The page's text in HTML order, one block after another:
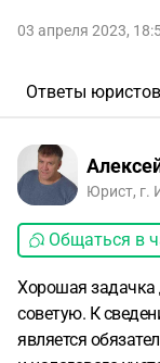
перечисления на
месяцев с
(материалы, из
стены и кровля).
договора
данная
Несмотря на
осуществлял
03 апреля 2023,
Ответы юристов
Юрист, г.
Общаться в
Хорошая задачка
советую. К
является